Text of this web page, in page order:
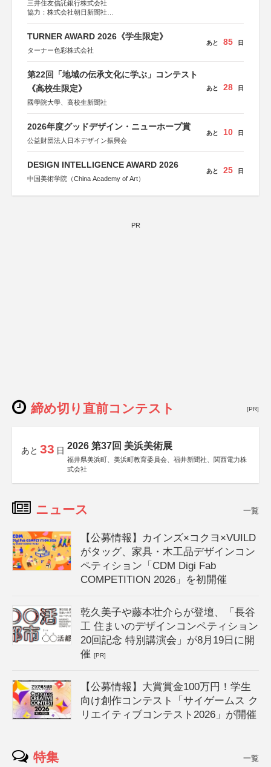
三井住友信託銀行株式会社
協力：株式会社朝日新聞社
TURNER AWARD 2026《学生限定》
ターナー色彩株式会社
あと 85 日
第22回「地域の伝承文化に学ぶ」コンテスト
《高校生限定》
國學院大學、高校生新聞社
あと 28 日
2026年度グッドデザイン・ニューホープ賞
公益財団法人日本デザイン振興会
あと 10 日
DESIGN INTELLIGENCE AWARD 2026
中国美術学院（China Academy of Art）
あと 25 日
PR
締め切り直前コンテスト [PR]
あと 33 日 2026 第37回 美浜美術展
福井県美浜町、美浜町教育委員会、福井新聞社、関西電力株
式会社
ニュース 一覧
【公募情報】カインズ×コクヨ×VUILD
がタッグ、家具・木工品デザインコン
ペティション「CDM Digi Fab
COMPETITION 2026」を初開催
乾久美子や藤本壮介らが登壇、「長谷
工 住まいのデザインコンペティション
20回記念 特別講演会」が8月19日に開
催[PR]
【公募情報】大賞賞金100万円！学生
向け創作コンテスト「サイゲームス ク
リエイティブコンテスト2026」が開催
特集 一覧